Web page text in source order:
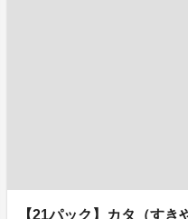
【21パック】カタ（す